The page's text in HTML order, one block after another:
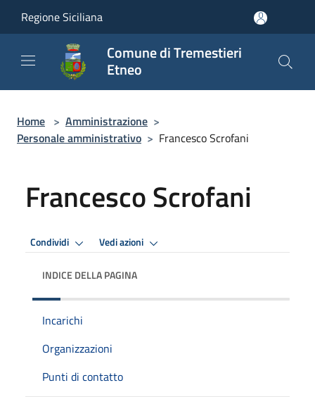
Regione Siciliana
Comune di Tremestieri
Etneo
Home > Amministrazione >
Personale amministrativo > Francesco Scrofani
Francesco Scrofani
Condividi Vedi azioni
INDICE DELLA PAGINA
Incarichi
Organizzazioni
Punti di contatto